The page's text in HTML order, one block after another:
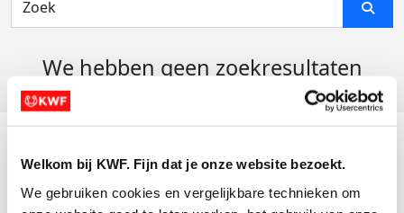
Welkom bij KWF. Fijn dat je onze website bezoekt.
We gebruiken cookies en vergelijkbare technieken om
We hebben geen zoekresultaten
Actiematerialen
Evenementen